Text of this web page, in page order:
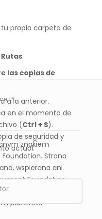
propia carpeta de
las copias de
a la anterior.
en el momento de
(Ctrl + S).
de seguridad y
actual.
PL
znakiem
Strona
wspierana ani
Foundation.
serwisem
pakietowi